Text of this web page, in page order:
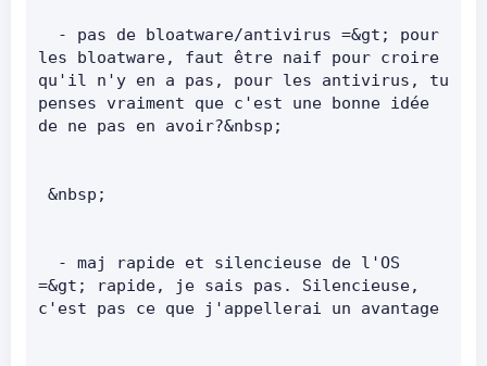
les bloatware, faut être naif pour croire
qu'il n'y en a pas, pour les antivirus, tu
penses vraiment que c'est une bonne idée
de ne pas en avoir?&nbsp;
&nbsp;
=&gt; rapide, je sais pas. Silencieuse,